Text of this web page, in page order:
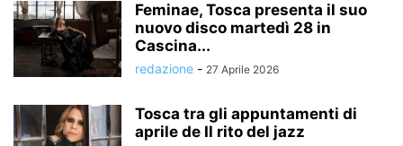
Feminae, Tosca presenta il suo
nuovo disco martedì 28 in
Cascina...
redazione - 27 Aprile 2026
Tosca tra gli appuntamenti di
aprile de Il rito del jazz